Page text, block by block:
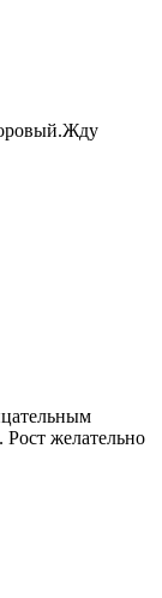
Рост желательно